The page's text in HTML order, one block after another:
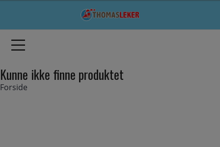
Kunne ikke finne produktet
Forside